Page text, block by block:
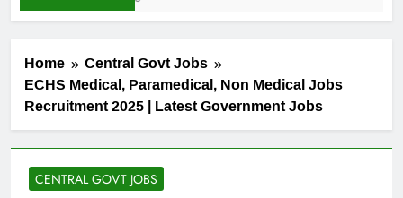
Home
Central Govt Jobs
ECHS Medical, Paramedical, Non Medical Jobs
Recruitment 2025 | Latest Government Jobs
CENTRAL GOVT JOBS